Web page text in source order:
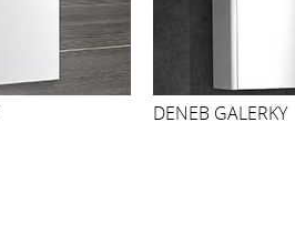
DENEB GALERKY